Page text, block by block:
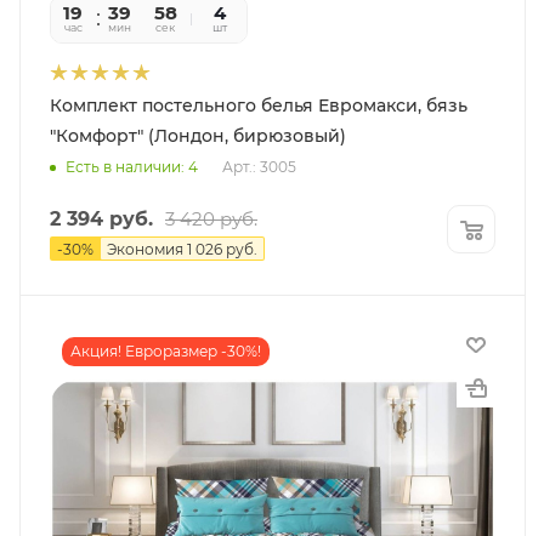
19
час
39
мин
56
сек
4
шт
Комплект постельного белья Евромакси, бязь
"Комфорт" (Лондон, бирюзовый)
Есть в наличии: 4 Арт.: 3005
2 394 руб. 3 420руб.
-30% Экономия 1 026 руб.
Акция! Евроразмер -30%!